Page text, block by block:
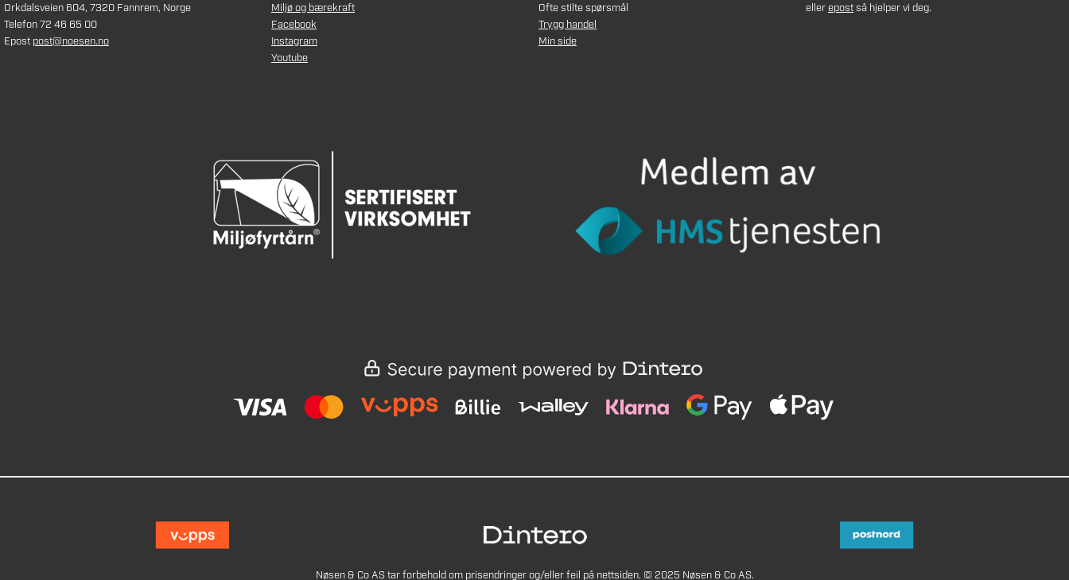
Orkdalsveien 604, 7320 Fannrem, Norge
Telefon 72 46 65 00
Epost post@noesen.no
Miljø og bærekraft
Facebook
Instagram
Youtube
Ofte stilte spørsmål
Trygg handel
Min side
ellerepostså hjelper vi deg.
Nøsen & Co AS tar forbehold om prisendringer og/eller feil på nettsiden. © 2025 Nøsen & Co AS.